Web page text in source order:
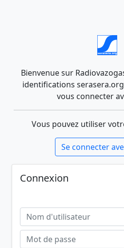
Bienvenue sur
identifications
vous connecter
Vous pouvez utiliser
Se connecter
Connexion